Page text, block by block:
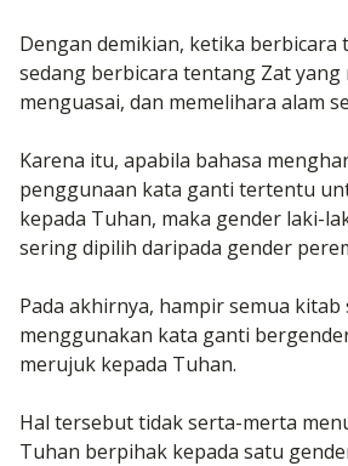
Dengan demikian, ketika
sedang berbicara tentang Zat yang
menguasai, dan memelihara alam
Karena itu, apabila bahasa
penggunaan kata ganti tertentu
kepada Tuhan, maka gender laki-
sering dipilih daripada gender
Pada akhirnya, hampir semua kitab
menggunakan kata ganti
merujuk kepada Tuhan.
Hal tersebut tidak serta-merta
Tuhan berpihak kepada satu